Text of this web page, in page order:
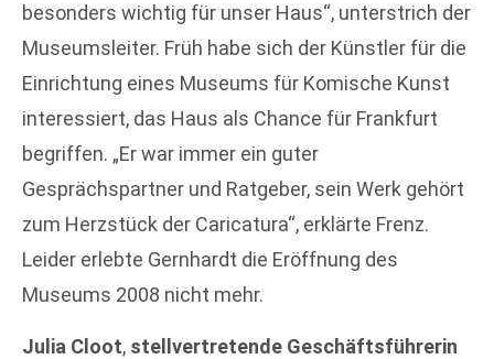
besonders wichtig für unser Haus“, unterstrich der
Museumsleiter. Früh habe sich der Künstler für die
Einrichtung eines Museums für Komische Kunst
interessiert, das Haus als Chance für Frankfurt
begriffen. „Er war immer ein guter
Gesprächspartner und Ratgeber, sein Werk gehört
zum Herzstück der Caricatura“, erklärte Frenz.
Leider erlebte Gernhardt die Eröffnung des
Museums 2008 nicht mehr.
Julia Cloot, stellvertretende Geschäftsführerin